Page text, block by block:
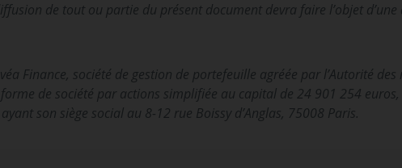
de tout ou partie du présent document devra faire l’objet
Finance, société de gestion de portefeuille agréée par l’Autorité
de société par actions simplifiée au capital de 24 901 254
son siège social au 8-12 rue Boissy d’Anglas, 75008 Paris.